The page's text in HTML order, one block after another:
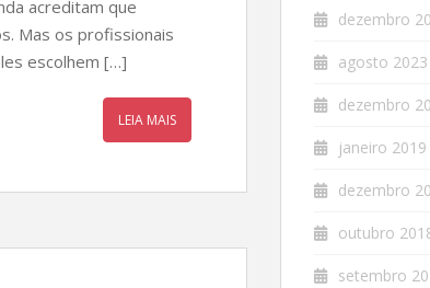
acreditam que
Mas os profissionais
escolhem […]
LEIA MAIS
dezembro
agosto 2023
dezembro
janeiro 2019
dezembro
outubro
setembro